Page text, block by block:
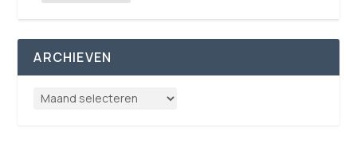
ARCHIEVEN